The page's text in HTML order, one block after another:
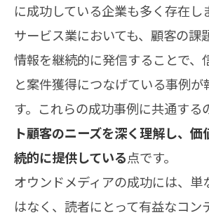
に成功している企業も多く存在し
サービス業においても、顧客の課
情報を継続的に発信することで、
と案件獲得につなげている事例が
す。これらの成功事例に共通する
ト顧客のニーズを深く理解し、価
続的に提供している点です。
オウンドメディアの成功には、単
はなく、読者にとって有益なコン